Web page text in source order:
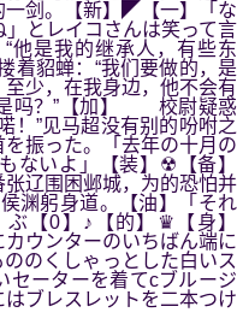
一剑。【新】◤【一】「な
とレイコさんは笑って言
是我的继承人，有些东
着貂蝉：“我们要做的，是
少，在我身边，他不会有
是吗？”【加】 校尉疑惑
！”见马超没有别的吩咐之
振った。「去年の十月の
ないよ」【装】☢【备】
辽围困邺城，为的恐怕并
渊躬身道。【油】「それ
【0】♪【的】♛【身】
ウンターのいちばん端に
のくしゃっとした白いス
セーターを着てcブルージ
ブレスレットを二本つけ